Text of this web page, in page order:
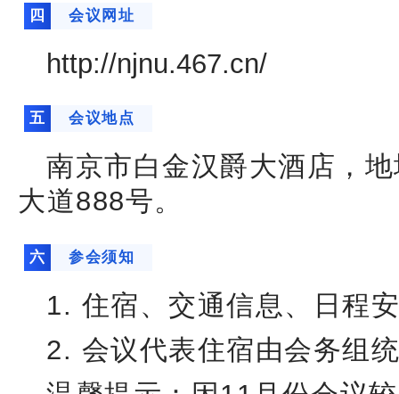
四 会议网址
http://njnu.467.cn/
五 会议地点
南京市白金汉爵大酒店，
大道888号。
六 参会须知
1. 住宿、交通信息、日程
2. 会议代表住宿由会务组